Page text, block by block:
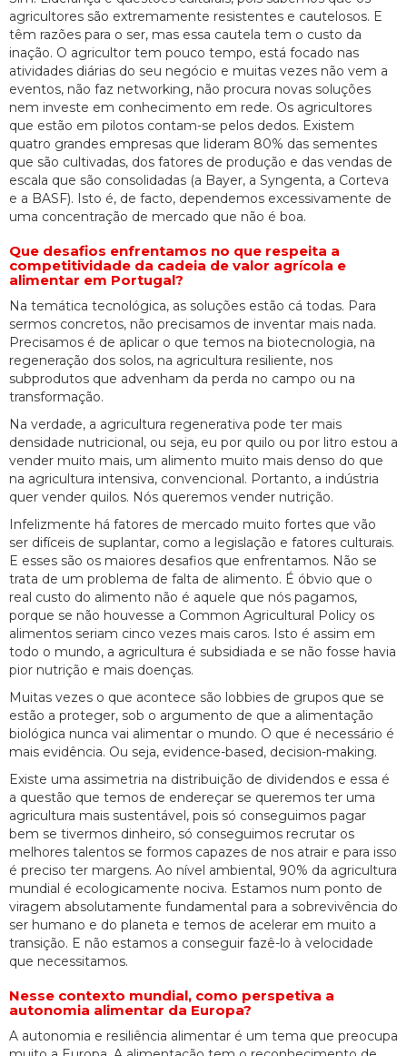
agricultores são extremamente resistentes e cautelosos. E
têm razões para o ser, mas essa cautela tem o custo da
inação. O agricultor tem pouco tempo, está focado nas
atividades diárias do seu negócio e muitas vezes não vem a
eventos, não faz networking, não procura novas soluções
nem investe em conhecimento em rede. Os agricultores
que estão em pilotos contam-se pelos dedos. Existem
quatro grandes empresas que lideram 80% das sementes
que são cultivadas, dos fatores de produção e das vendas de
escala que são consolidadas (a Bayer, a Syngenta, a Corteva
e a BASF). Isto é, de facto, dependemos excessivamente de
uma concentração de mercado que não é boa.
Que desafios enfrentamos no que respeita a
competitividade da cadeia de valor agrícola e
alimentar em Portugal?
Na temática tecnológica, as soluções estão cá todas. Para
sermos concretos, não precisamos de inventar mais nada.
Precisamos é de aplicar o que temos na biotecnologia, na
regeneração dos solos, na agricultura resiliente, nos
subprodutos que advenham da perda no campo ou na
transformação.
Na verdade, a agricultura regenerativa pode ter mais
densidade nutricional, ou seja, eu por quilo ou por litro estou a
vender muito mais, um alimento muito mais denso do que
na agricultura intensiva, convencional. Portanto, a indústria
quer vender quilos. Nós queremos vender nutrição.
Infelizmente há fatores de mercado muito fortes que vão
ser difíceis de suplantar, como a legislação e fatores culturais.
E esses são os maiores desafios que enfrentamos. Não se
trata de um problema de falta de alimento. É óbvio que o
real custo do alimento não é aquele que nós pagamos,
porque se não houvesse a Common Agricultural Policy os
alimentos seriam cinco vezes mais caros. Isto é assim em
todo o mundo, a agricultura é subsidiada e se não fosse havia
pior nutrição e mais doenças.
Muitas vezes o que acontece são lobbies de grupos que se
estão a proteger, sob o argumento de que a alimentação
biológica nunca vai alimentar o mundo. O que é necessário é
mais evidência. Ou seja, evidence-based, decision-making.
Existe uma assimetria na distribuição de dividendos e essa é
a questão que temos de endereçar se queremos ter uma
agricultura mais sustentável, pois só conseguimos pagar
bem se tivermos dinheiro, só conseguimos recrutar os
melhores talentos se formos capazes de nos atrair e para isso
é preciso ter margens. Ao nível ambiental, 90% da agricultura
mundial é ecologicamente nociva. Estamos num ponto de
viragem absolutamente fundamental para a sobrevivência do
ser humano e do planeta e temos de acelerar em muito a
transição. E não estamos a conseguir fazê-lo à velocidade
que necessitamos.
Nesse contexto mundial, como perspetiva a
autonomia alimentar da Europa?
A autonomia e resiliência alimentar é um tema que preocupa